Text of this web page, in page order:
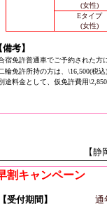
(女性)
Eタイプ
(女性)
備考】
宿免許普通車でご予約された方
輪免許所持の方は、\16,500(税
途料金として、仮免許費用
【
割キャンペーン
【受付期間】
通